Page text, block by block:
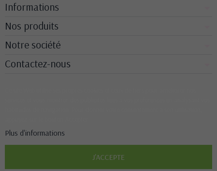
Informations
Nos produits
Notre société
Contactez-nous
Plus d'informations
J'ACCEPTE